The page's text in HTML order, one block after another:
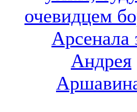
очевидцем
Арсенала
Андрея